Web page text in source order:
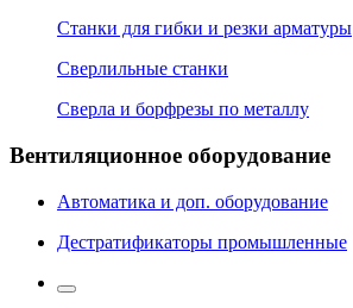
Станки для гибки и резки арматуры
Сверлильные станки
Сверла и борфрезы по металлу
Вентиляционное оборудование
Автоматика и доп. оборудование
Дестратификаторы промышленные